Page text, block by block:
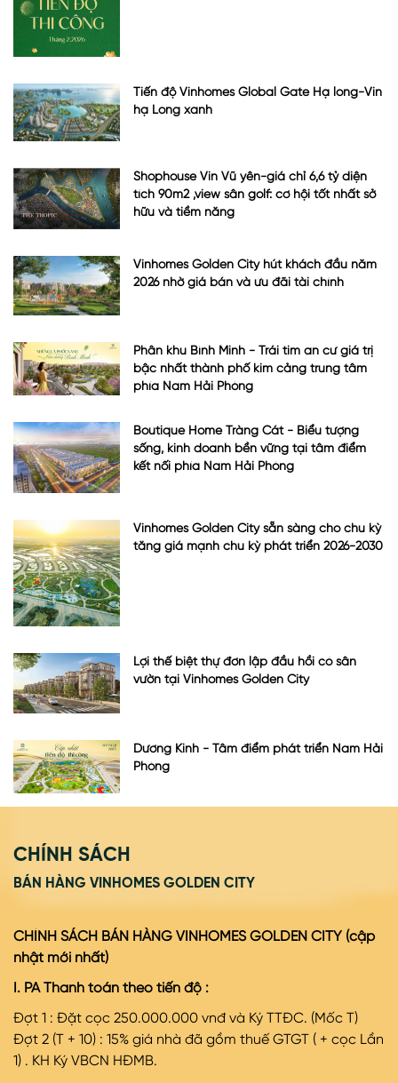
Tiến độ Vinhomes Global Gate Hạ long-Vin
hạ Long xanh
Shophouse Vin Vũ yên-giá chỉ 6,6 tỷ diện
tích 90m2 ,view sân golf: cơ hội tốt nhất sở
hữu và tiềm năng
Vinhomes Golden City hút khách đầu năm
2026 nhờ giá bán và ưu đãi tài chính
Phân khu Bình Minh - Trái tim an cư giá trị
bậc nhất thành phố kim cảng trung tâm
phía Nam Hải Phòng
Boutique Home Tràng Cát - Biểu tượng
sống, kinh doanh bền vững tại tâm điểm
kết nối phía Nam Hải Phòng
Vinhomes Golden City sẵn sàng cho chu kỳ
tăng giá mạnh chu kỳ phát triển 2026-2030
Lợi thế biệt thự đơn lập đầu hồi có sân
vườn tại Vinhomes Golden City
Dương Kinh - Tâm điểm phát triển Nam Hải
Phòng
CHÍNH SÁCH
BÁN HÀNG VINHOMES GOLDEN CITY
CHÍNH SÁCH BÁN HÀNG VINHOMES GOLDEN CITY (cập
nhật mới nhất)
I. PA Thanh toán theo tiến độ :
Đợt 1 : Đặt cọc 250.000.000 vnđ và Ký TTĐC. (Mốc T)
Đợt 2 (T + 10) : 15% giá nhà đã gồm thuế GTGT ( + cọc Lần
1) . KH Ký VBCN HĐMB.